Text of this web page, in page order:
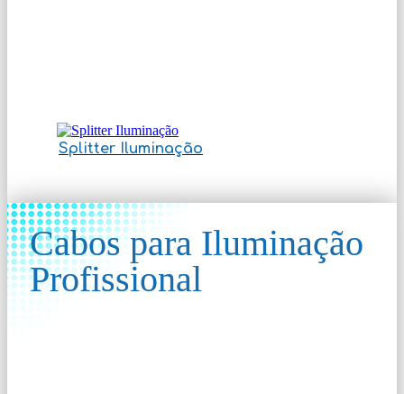
Splitter Iluminação
Cabos para Iluminação
Profissional